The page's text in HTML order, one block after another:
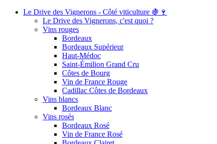
Le Drive des Vignerons - Côté viticulture 🍇🍷
Le Drive des Vignerons, c'est quoi ?
Vins rouges
Bordeaux
Bordeaux Supérieur
Haut-Médoc
Saint-Émilion Grand Cru
Côtes de Bourg
Vin de France Rouge
Cadillac Côtes de Bordeaux
Vins blancs
Bordeaux Blanc
Vins rosés
Bordeaux Rosé
Vin de France Rosé